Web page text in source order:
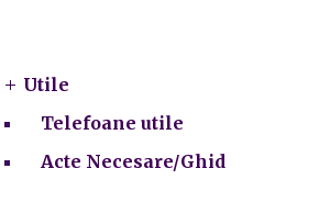
Utile
Telefoane utile
Acte Necesare/Ghid